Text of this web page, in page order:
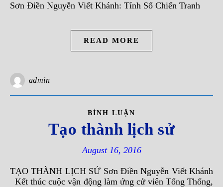
Sơn Ðiền Nguyễn Viết Khánh: Tính Sổ Chiến Tranh
READ MORE
admin
BÌNH LUẬN
Tạo thành lịch sử
August 16, 2016
TẠO THÀNH LỊCH SỬ Sơn Điền Nguyễn Viết Khánh
Kết thúc cuộc vận động làm ứng cử viên Tổng Thống,